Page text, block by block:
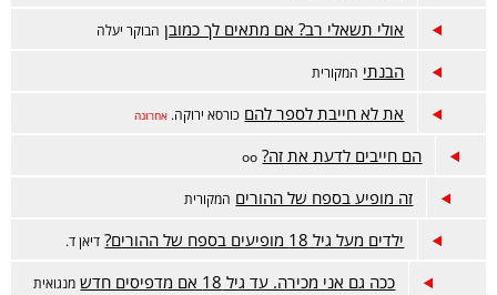
אולי תשאלי רב? אם מתאים לך כמובן הבוקר יעלה
הבנתי המקורית
את לא חייבת לספר להם כורסא ירוקה. אחרונה
הם חייבים לדעת את זה? oo
זה מופיע בספח של ההורים המקורית
ילדים מעל גיל 18 מופיעים בספח של ההורים? דיאן ד.
ככה גם אני מכירה. עד גיל 18 אם מדפיסים חדש מנגואית